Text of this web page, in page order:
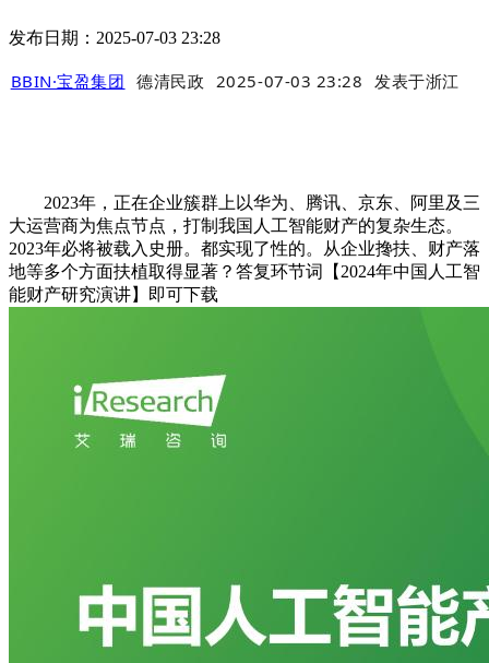
发布日期：2025-07-03 23:28
BBIN·宝盈集团 德清民政 2025-07-03 23:28 发表于浙江
2023年，正在企业簇群上以华为、腾讯、京东、阿里及三
大运营商为焦点节点，打制我国人工智能财产的复杂生态。
2023年必将被载入史册。都实现了性的。从企业搀扶、财产落
地等多个方面扶植取得显著？答复环节词【2024年中国人工智
能财产研究演讲】即可下载